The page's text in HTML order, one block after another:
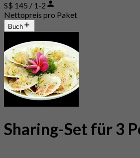
S$ 145 / 1-2
Nettopreis pro Paket
Buch
Sharing-Set für 3